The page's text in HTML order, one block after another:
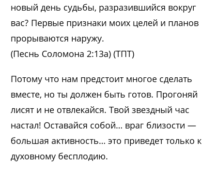
новый день судьбы, разразившийся вокруг
вас? Первые признаки моих целей и планов
прорываются наружу.
(Песнь Соломона 2:13а) (ТПТ)
Потому что нам предстоит многое сделать
вместе, но ты должен быть готов. Прогоняй
лисят и не отвлекайся. Твой звездный час
настал! Оставайся собой… враг близости —
большая активность… это приведет только к
духовному бесплодию.